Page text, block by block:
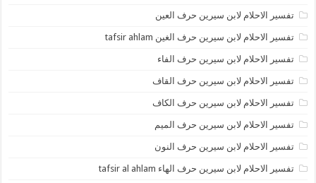
تفسير الاحلام لابن سيرين حرف العين
تفسير الاحلام لابن سيرين حرف الغين tafsir ahlam
تفسير الاحلام لابن سيرين حرف الفاء
تفسير الاحلام لابن سيرين حرف القاف
تفسير الاحلام لابن سيرين حرف الكاف
تفسير الاحلام لابن سيرين حرف الميم
تفسير الاحلام لابن سيرين حرف النون
تفسير الاحلام لابن سيرين حرف الهاء tafsir al ahlam